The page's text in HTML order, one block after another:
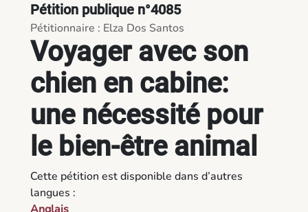
Voyager avec son
chien en cabine:
une nécessité pour
le bien-être animal
Pétition publique n°4085
Pétitionnaire : Elza Dos Santos
Cette pétition est disponible dans d’autres
langues :